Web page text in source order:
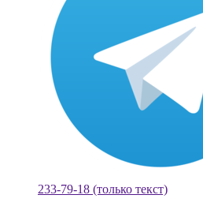
233-79-18 (только текст)